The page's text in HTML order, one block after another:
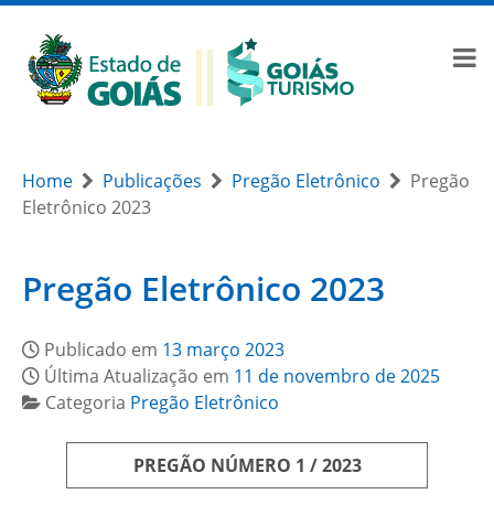
Home Publicações Pregão Eletrônico
Pregão
Eletrônico 2023
Pregão Eletrônico 2023
Publicado em 13 março 2023
Última Atualização em 11 de novembro de 2025
Categoria Pregão Eletrônico
PREGÃO NÚMERO 1 / 2023